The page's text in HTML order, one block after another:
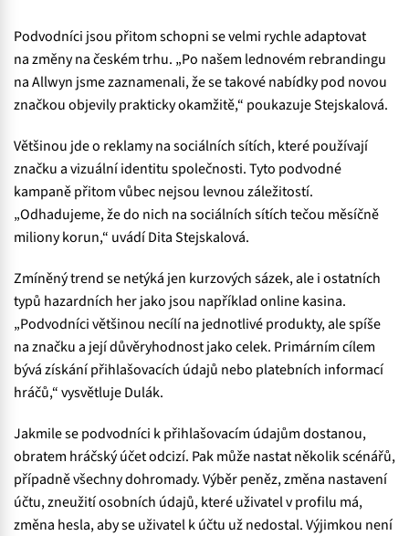
Podvodníci jsou přitom schopni se velmi rychle adaptovat
na změny na českém trhu. „Po našem lednovém rebrandingu
na Allwyn jsme zaznamenali, že se takové nabídky pod novou
značkou objevily prakticky okamžitě,“ poukazuje Stejskalová.
Většinou jde o reklamy na sociálních sítích, které používají
značku a vizuální identitu společnosti. Tyto podvodné
kampaně přitom vůbec nejsou levnou záležitostí.
„Odhadujeme, že do nich na sociálních sítích tečou měsíčně
miliony korun,“ uvádí Dita Stejskalová.
Zmíněný trend se netýká jen kurzových sázek, ale i ostatních
typů hazardních her jako jsou například online kasina.
„Podvodníci většinou necílí na jednotlivé produkty, ale spíše
na značku a její důvěryhodnost jako celek. Primárním cílem
bývá získání přihlašovacích údajů nebo platebních informací
hráčů,“ vysvětluje Dulák.
Jakmile se podvodníci k přihlašovacím údajům dostanou,
obratem hráčský účet odcizí. Pak může nastat několik scénářů,
případně všechny dohromady. Výběr peněz, změna nastavení
účtu, zneužití osobních údajů, které uživatel v profilu má,
změna hesla, aby se uživatel k účtu už nedostal. Výjimkou není